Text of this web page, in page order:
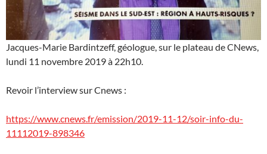
Jacques-Marie Bardintzeff, géologue, sur le plateau de CNews,
lundi 11 novembre 2019 à 22h10.
Revoir l’interview sur Cnews :
https://www.cnews.fr/emission/2019-11-12/soir-info-du-
11112019-898346